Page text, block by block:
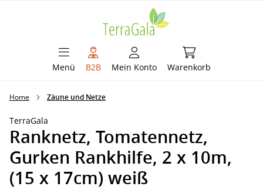
Menü B2B Mein Konto Warenkorb
Warenkorb
Home Zäune und Netze
TerraGala
Ranknetz, Tomatennetz,
Gurken Rankhilfe, 2 x 10m,
(15 x 17cm) weiß